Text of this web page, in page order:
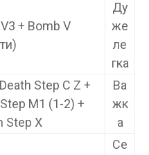
+ Bomb V
Ду
же
ле
гка
Step C Z +
M1 (1-2) +
Step X
Ва
жк
а
Се